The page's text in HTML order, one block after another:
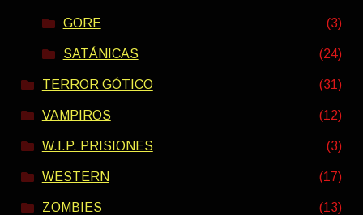
GORE (3)
SATÁNICAS (24)
TERROR GÓTICO (31)
VAMPIROS (12)
W.I.P. PRISIONES (3)
WESTERN (17)
ZOMBIES (13)